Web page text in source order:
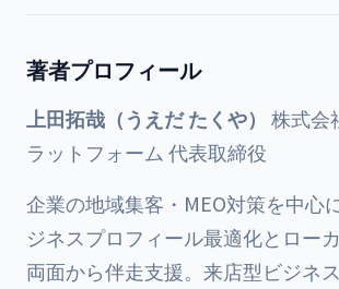
著者プロフィール
上田拓哉（うえだ たくや） 株式会
ラットフォーム 代表取締役
企業の地域集客・MEO対策を中心
ジネスプロフィール最適化とロー
両面から伴走支援。来店型ビジネ